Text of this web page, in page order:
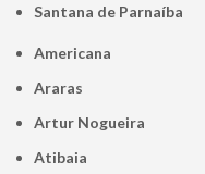
Santana de Parnaíba
Americana
Araras
Artur Nogueira
Atibaia